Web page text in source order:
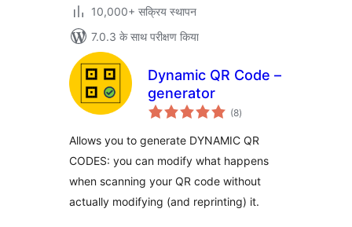
10,000+ सक्रिय स्थापन
7.0.3 के साथ परीक्षण किया
Dynamic QR Code –
generator
(8कुल
दर)
Allows you to generate DYNAMIC QR
CODES: you can modify what happens
when scanning your QR code without
actually modifying (and reprinting) it.